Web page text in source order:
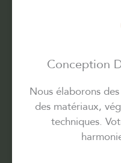
Conception
Nous élaborons
des matériaux,
techniques.